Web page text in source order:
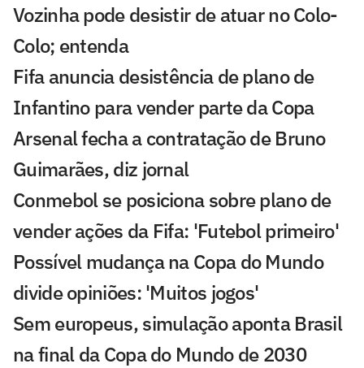
Vozinha pode desistir de atuar no Colo-
Colo; entenda
Fifa anuncia desistência de plano de
Infantino para vender parte da Copa
Arsenal fecha a contratação de Bruno
Guimarães, diz jornal
Conmebol se posiciona sobre plano de
vender ações da Fifa: 'Futebol primeiro'
Possível mudança na Copa do Mundo
divide opiniões: 'Muitos jogos'
Sem europeus, simulação aponta Brasil
na final da Copa do Mundo de 2030